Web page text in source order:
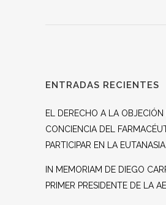
ENTRADAS RECIENTES
EL DERECHO A LA OBJECIÓN
CONCIENCIA DEL
PARTICIPAR EN LA EUTANASIA
IN MEMORIAM DE DIEGO
PRIMER PRESIDENTE DE LA